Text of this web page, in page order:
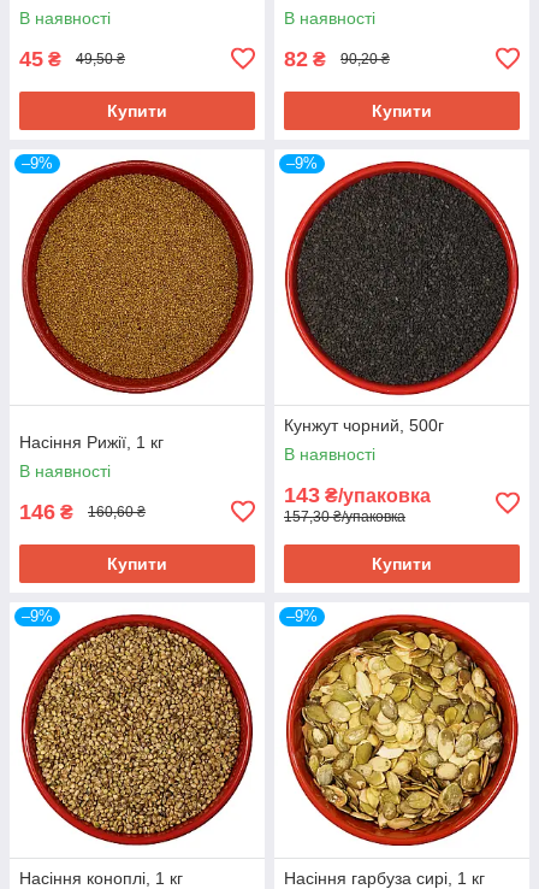
В наявності
45 ₴ 49,50 ₴
Купити
В наявності
82 ₴ 90,20 ₴
Купити
–9%
Насіння Рижії, 1 кг
В наявності
146 ₴ 160,60 ₴
Купити
–9%
Кунжут чорний, 500г
В наявності
143 ₴/упаковка
157,30 ₴/упаковка
Купити
–9%
Насіння коноплі, 1 кг
–9%
Насіння гарбуза сирі, 1 кг